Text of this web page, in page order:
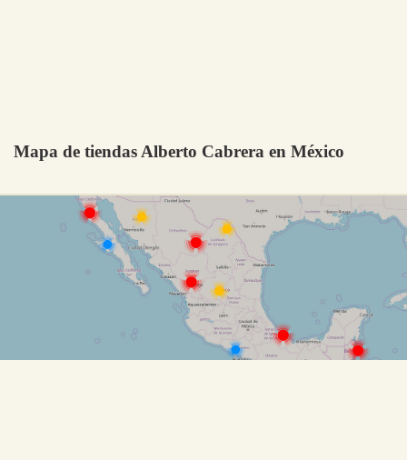
Mapa de tiendas Alberto Cabrera en México